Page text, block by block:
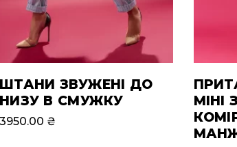
ШТАНИ ЗВУЖЕНІ ДО
НИЗУ В СМУЖКУ
3950.00 ₴